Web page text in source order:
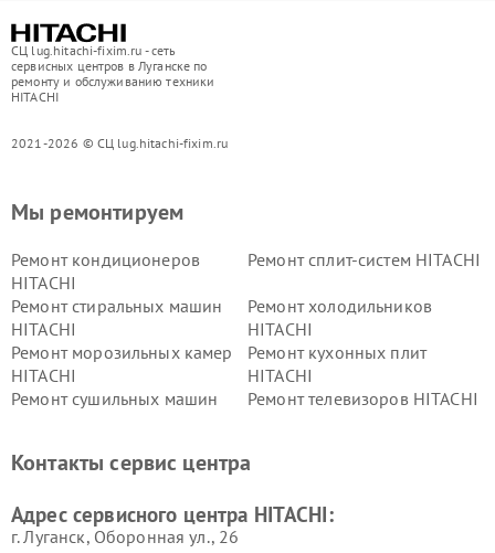
СЦ lug.hitachi-fixim.ru - сеть
сервисных центров в Луганске по
ремонту и обслуживанию техники
HITACHI
2021-2026 © СЦ lug.hitachi-fixim.ru
Мы ремонтируем
Ремонт кондиционеров
HITACHI
Ремонт сплит-систем HITACHI
Ремонт стиральных машин
HITACHI
Ремонт холодильников
HITACHI
Ремонт морозильных камер
HITACHI
Ремонт кухонных плит
HITACHI
Ремонт сушильных машин
Ремонт телевизоров HITACHI
данных HITACHI
HITACHI
HITACHI
HITACHI
Контакты сервис центра
Адрес сервисного центра HITACHI:
г. Луганск, Оборонная ул., 26